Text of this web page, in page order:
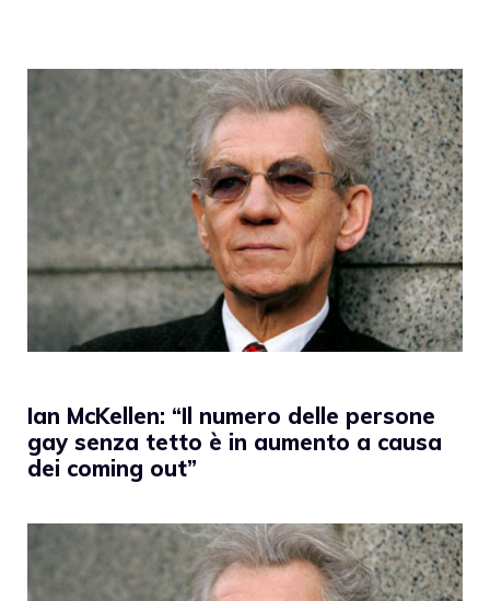
Ian McKellen: “Il numero delle persone
gay senza tetto è in aumento a causa
dei coming out”